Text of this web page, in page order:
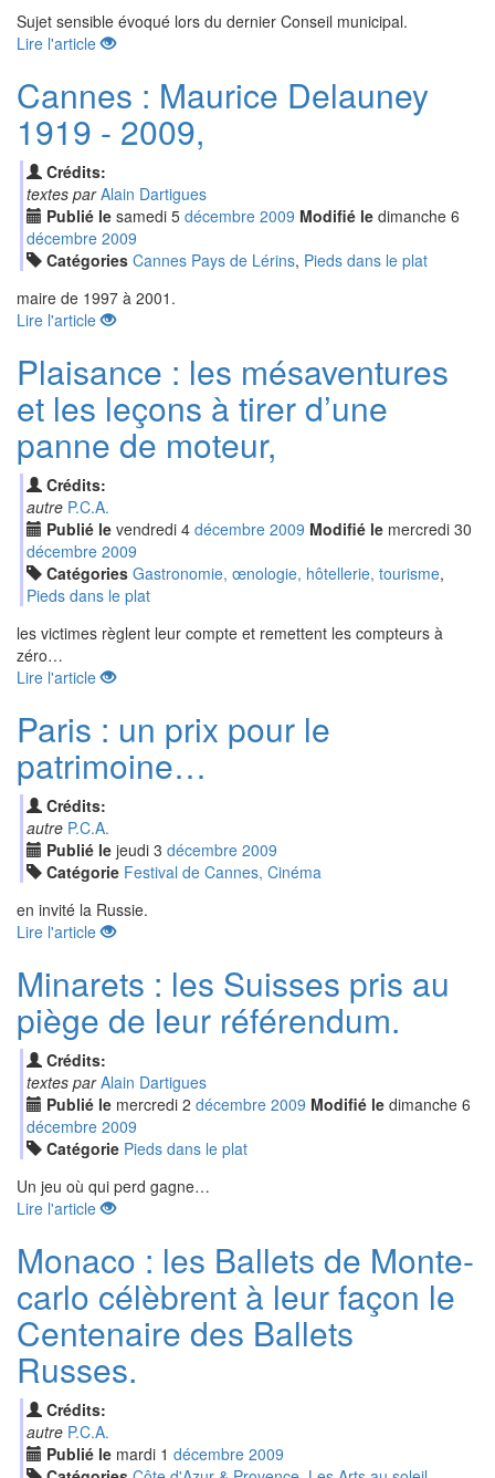
Sujet sensible évoqué lors du dernier Conseil municipal.
Lire l'article
Cannes : Maurice Delauney
1919 - 2009,
Crédits:
textes par Alain Dartigues
Publié le samedi 5 décembre 2009 Modifié le dimanche 6
décembre 2009
Catégories Cannes Pays de Lérins, Pieds dans le plat
maire de 1997 à 2001.
Lire l'article
Plaisance : les mésaventures
et les leçons à tirer d’une
panne de moteur,
Crédits:
autre P.C.A.
Publié le vendredi 4 décembre 2009 Modifié le mercredi 30
décembre 2009
Catégories Gastronomie, œnologie, hôtellerie, tourisme,
Pieds dans le plat
les victimes règlent leur compte et remettent les compteurs à
zéro…
Lire l'article
Paris : un prix pour le
patrimoine…
Crédits:
autre P.C.A.
Publié le jeudi 3 décembre 2009
Catégorie Festival de Cannes, Cinéma
en invité la Russie.
Lire l'article
Minarets : les Suisses pris au
piège de leur référendum.
Crédits:
textes par Alain Dartigues
Publié le mercredi 2 décembre 2009 Modifié le dimanche 6
décembre 2009
Catégorie Pieds dans le plat
Un jeu où qui perd gagne…
Lire l'article
Monaco : les Ballets de Monte-
carlo célèbrent à leur façon le
Centenaire des Ballets
Russes.
Crédits:
autre P.C.A.
Publié le mardi 1 décembre 2009